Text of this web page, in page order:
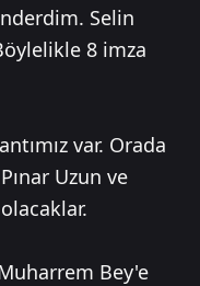
Selin
8 imza
var. Orada
Uzun ve
Bey'e